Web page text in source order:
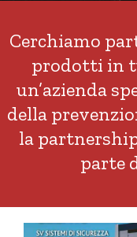
Cerchiamo
prodotti in
un’azienda
della
la
parte